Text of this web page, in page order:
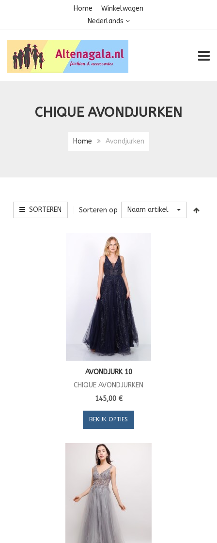
Home
Winkelwagen
Nederlands
CHIQUE AVONDJURKEN
Home Avondjurken
SORTEREN Sorteren op Naam artikel
AVONDJURK 10
CHIQUE AVONDJURKEN
145,00 €
BEKIJK OPTIES